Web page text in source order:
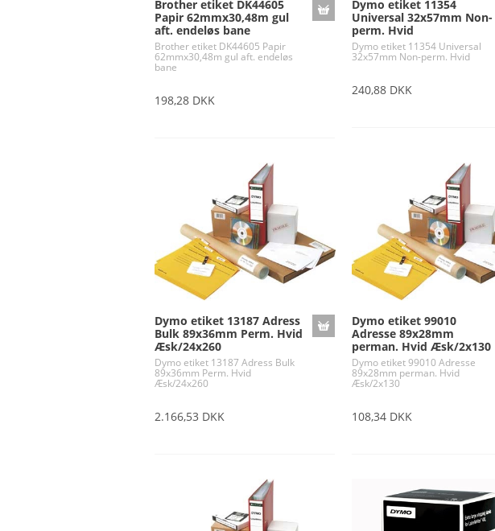
Brother etiket DK44605
Papir 62mmx30,48m gul
aft. endeløs bane
Brother etiket DK44605 Papir
62mmx30,48m gul aft. endeløs
bane
198,28 DKK
Dymo etiket 11354
Universal 32x57mm Non-
perm. Hvid
Dymo etiket 11354 Universal
32x57mm Non-perm. Hvid
240,88 DKK
Dymo etiket 13187 Adress
Bulk 89x36mm Perm. Hvid
Æsk/24x260
Dymo etiket 13187 Adress Bulk
89x36mm Perm. Hvid
Æsk/24x260
2.166,53 DKK
Dymo etiket 99010
Adresse 89x28mm
perman. Hvid Æsk/2x130
Dymo etiket 99010 Adresse
89x28mm perman. Hvid
Æsk/2x130
108,34 DKK